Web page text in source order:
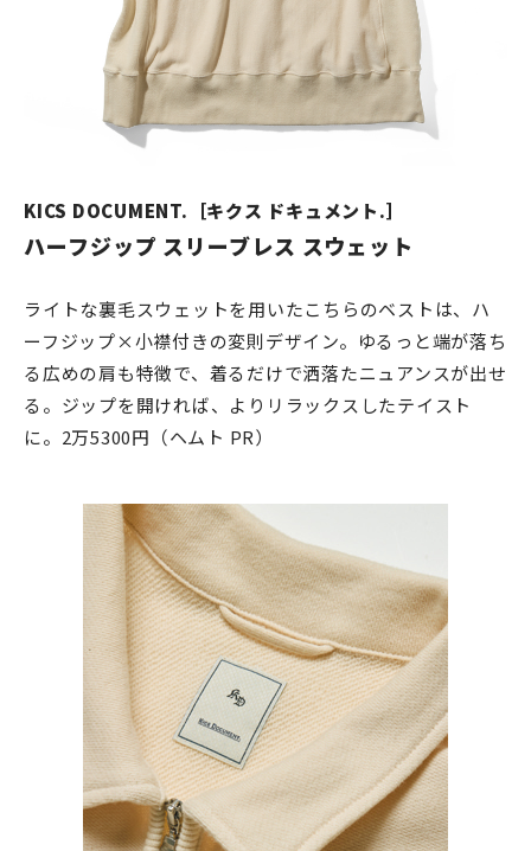
KICS DOCUMENT.［キクス ドキュメント.］
ハーフジップ スリーブレス スウェット
ライトな裏毛スウェットを用いたこちらのベストは、ハ
ーフジップ×小襟付きの変則デザイン。ゆるっと端が落ち
る広めの肩も特徴で、着るだけで洒落たニュアンスが出せ
る。ジップを開ければ、よりリラックスしたテイスト
に。2万5300円（ヘムト PR）